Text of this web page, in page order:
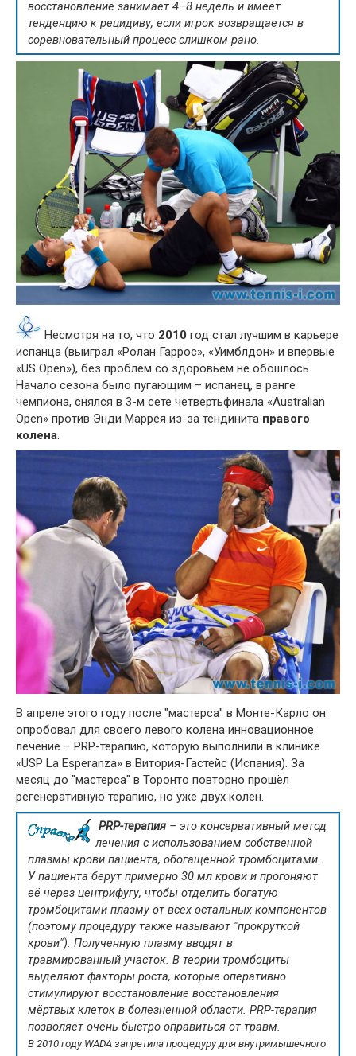
восстановление занимает 4–8 недель и имеет
тенденцию к рецидиву, если игрок возвращается в
соревновательный процесс слишком рано.
Несмотря на то, что 2010 год стал лучшим в карьере
испанца (выиграл «Ролан Гаррос», «Уимблдон» и впервые
«US Open»), без проблем со здоровьем не обошлось.
Начало сезона было пугающим – испанец, в ранге
чемпиона, снялся в 3-м сете четвертьфинала «Australian
Open» против Энди Маррея из-за тендинита правого
колена.
В апреле этого году после "мастерса" в Монте-Карло он
опробовал для своего левого колена инновационное
лечение – PRP-терапию, которую выполнили в клинике
«USP La Esperanza» в Витория-Гастейс (Испания). За
месяц до "мастерса" в Торонто повторно прошёл
регенеративную терапию, но уже двух колен.
PRP-терапия – это консервативный метод
лечения с использованием собственной
плазмы крови пациента, обогащённой тромбоцитами.
У пациента берут примерно 30 мл крови и прогоняют
её через центрифугу, чтобы отделить богатую
тромбоцитами плазму от всех остальных компонентов
(поэтому процедуру также называют "прокруткой
крови"). Полученную плазму вводят в
травмированный участок. В теории тромбоциты
выделяют факторы роста, которые оперативно
стимулируют восстановление восстановления
мёртвых клеток в болезненной области. PRP-терапия
позволяет очень быстро оправиться от травм.
В 2010 году WADA запретила процедуру для внутримышечного